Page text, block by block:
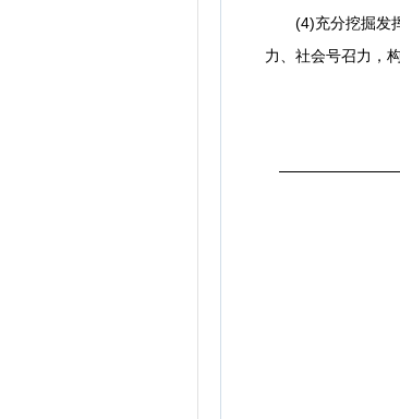
(4)充分挖掘发挥
力、社会号召力，